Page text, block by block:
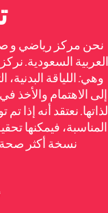
نحن مركز رياضي و
العربية السعودية.
وهي: اللياقة البدنية،
إلى الاهتمام والأخذ
لذاتها. نعتقد أنه إذا
المناسبة، فيمكنها
نسخة أكثر